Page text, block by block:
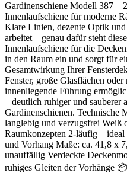
Gardinenschiene Modell 387 –
Innenlaufschiene für moderne
Klare Linien, dezente Optik
arbeitet – genau dafür steht
Innenlaufschiene für die
in den Raum ein und sorgt für
Gesamtwirkung Ihrer
Fenster, große Glasflächen
innenliegende Führung
– deutlich ruhiger und sauberer
Gardinenschienen. Technische
langlebig und verzugsfrei Weiß
Raumkonzepten 2-läufig –
und Vorhang Maße: ca. 41,8 x
unauffällig Verdeckte
ruhiges Gleiten der Vorhänge